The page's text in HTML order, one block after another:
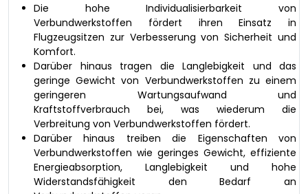
Die hohe Individualisierbarkeit von
Verbundwerkstoffen fördert ihren Einsatz in
Flugzeugsitzen zur Verbesserung von Sicherheit und
Komfort.
Darüber hinaus tragen die Langlebigkeit und das
geringe Gewicht von Verbundwerkstoffen zu einem
geringeren Wartungsaufwand und
Kraftstoffverbrauch bei, was wiederum die
Verbreitung von Verbundwerkstoffen fördert.
Darüber hinaus treiben die Eigenschaften von
Verbundwerkstoffen wie geringes Gewicht, effiziente
Energieabsorption, Langlebigkeit und hohe
Widerstandsfähigkeit den Bedarf an